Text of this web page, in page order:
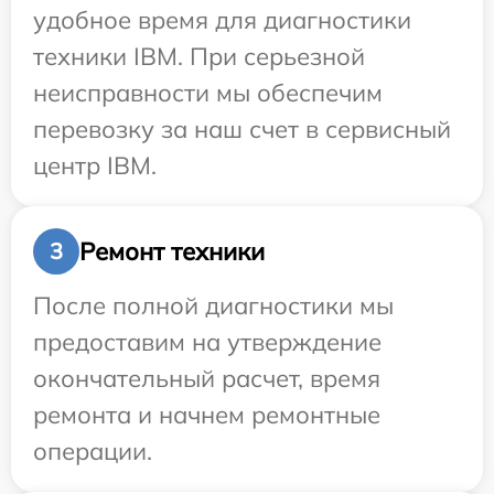
удобное время для диагностики
техники IBM. При серьезной
неисправности мы обеспечим
перевозку за наш счет в сервисный
центр IBM.
3
Ремонт техники
После полной диагностики мы
предоставим на утверждение
окончательный расчет, время
ремонта и начнем ремонтные
операции.